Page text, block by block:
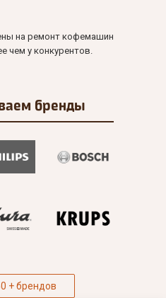
на ремонт кофемашин
чем у конкурентов.
бренды
+ брендов